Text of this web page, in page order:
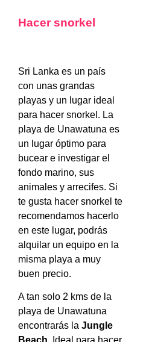
Hacer snorkel
Sri Lanka es un país
con unas grandas
playas y un lugar ideal
para hacer snorkel. La
playa de Unawatuna es
un lugar óptimo para
bucear e investigar el
fondo marino, sus
animales y arrecifes. Si
te gusta hacer snorkel te
recomendamos hacerlo
en este lugar, podrás
alquilar un equipo en la
misma playa a muy
buen precio.
A tan solo 2 kms de la
playa de Unawatuna
encontrarás la Jungle
Beach. Ideal para hacer